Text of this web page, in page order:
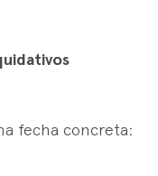
fecha concreta: